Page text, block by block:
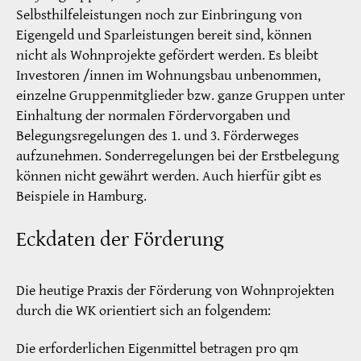
Selbsthilfeleistungen noch zur Einbringung von
Eigengeld und Sparleistungen bereit sind, können
nicht als Wohnprojekte gefördert werden. Es bleibt
Investoren /innen im Wohnungsbau unbenommen,
einzelne Gruppenmitglieder bzw. ganze Gruppen unter
Einhaltung der normalen Fördervorgaben und
Belegungsregelungen des 1. und 3. Förderweges
aufzunehmen. Sonderregelungen bei der Erstbelegung
können nicht gewährt werden. Auch hierfür gibt es
Beispiele in Hamburg.
Eckdaten der Förderung
Die heutige Praxis der Förderung von Wohnprojekten
durch die WK orientiert sich an folgendem:
Die erforderlichen Eigenmittel betragen pro qm